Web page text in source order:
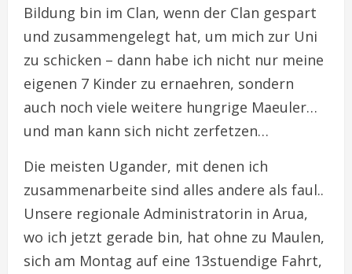
Bildung bin im Clan, wenn der Clan gespart
und zusammengelegt hat, um mich zur Uni
zu schicken – dann habe ich nicht nur meine
eigenen 7 Kinder zu ernaehren, sondern
auch noch viele weitere hungrige Maeuler…
und man kann sich nicht zerfetzen…
Die meisten Ugander, mit denen ich
zusammenarbeite sind alles andere als faul..
Unsere regionale Administratorin in Arua,
wo ich jetzt gerade bin, hat ohne zu Maulen,
sich am Montag auf eine 13stuendige Fahrt,